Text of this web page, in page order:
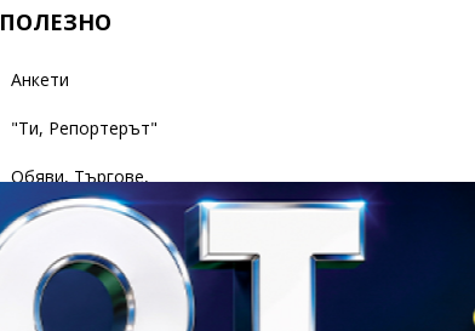
ПОЛЕЗНО
Анкети
"Ти, Репортерът"
Обяви, Търгове,
Съобщения